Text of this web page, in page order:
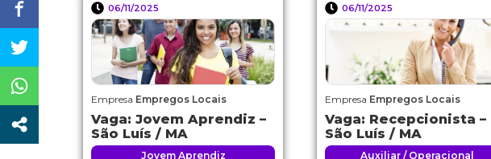
06/11/2025
Empresa Empregos Locais
Vaga: Jovem Aprendiz –
São Luís / MA
Jovem Aprendiz
06/11/2025
Empresa Empregos Locais
Vaga: Recepcionista –
São Luís / MA
Auxiliar / Operacional